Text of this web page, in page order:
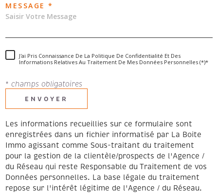
MESSAGE *
J'ai Pris Connaissance De La Politique De Confidentialité Et Des
Informations Relatives Au Traitement De Mes Données Personnelles (*)*
* champs obligatoires
ENVOYER
Les informations recueillies sur ce formulaire sont
enregistrées dans un fichier informatisé par La Boite
Immo agissant comme Sous-traitant du traitement
pour la gestion de la clientèle/prospects de l'Agence /
du Réseau qui reste Responsable du Traitement de vos
Données personnelles. La base légale du traitement
repose sur l'intérêt légitime de l'Agence / du Réseau.